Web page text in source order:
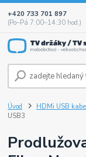
+420 733 701 897
(Po–Pá 7:00–14:30 hod.)
Úvod HDMi USB
USB3